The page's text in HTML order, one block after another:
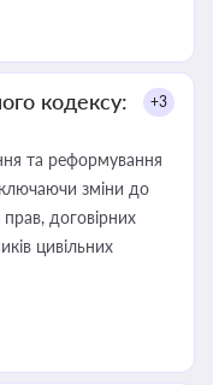
кодексу:
+3
та реформування
зміни до
договірних
цивільних